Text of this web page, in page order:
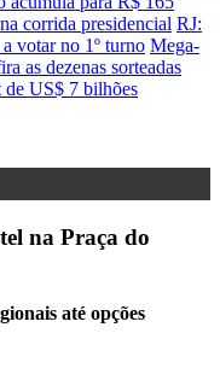
corrida presidencial RJ:
votar no 1º turno Mega-
as dezenas sorteadas
de US$ 7 bilhões
na Praça do
até opções